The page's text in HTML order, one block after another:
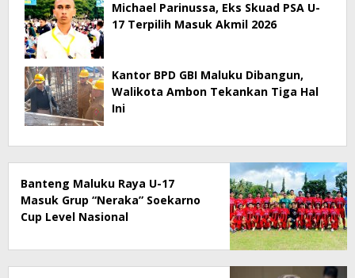
Michael Parinussa, Eks Skuad PSA U-
17 Terpilih Masuk Akmil 2026
Kantor BPD GBI Maluku Dibangun,
Walikota Ambon Tekankan Tiga Hal
Ini
Banteng Maluku Raya U-17
Masuk Grup “Neraka” Soekarno
Cup Level Nasional